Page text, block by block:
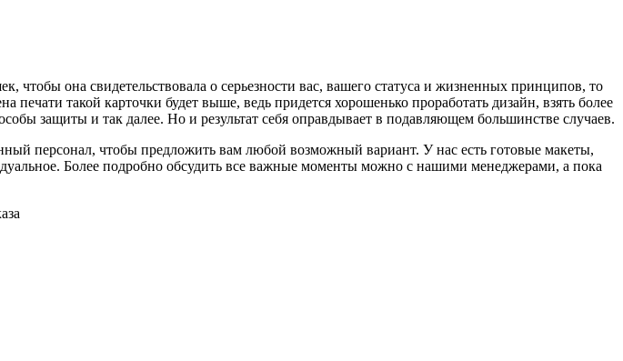
она свидетельствовала о серьезности вас, вашего статуса и жизненных принципов, то
такой карточки будет выше, ведь придется хорошенько проработать дизайн, взять более
защиты и так далее. Но и результат себя оправдывает в подавляющем большинстве случаев.
персонал, чтобы предложить вам любой возможный вариант. У нас есть готовые макеты,
Более подробно обсудить все важные моменты можно с нашими менеджерами, а пока